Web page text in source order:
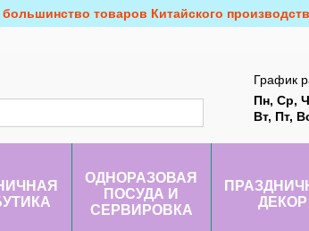
товаров Китайского
График
Пн, Ср,
Вт, Пт,
ОДНОРАЗОВАЯ
ПОСУДА И
СЕРВИРОВКА
ДЕКОР